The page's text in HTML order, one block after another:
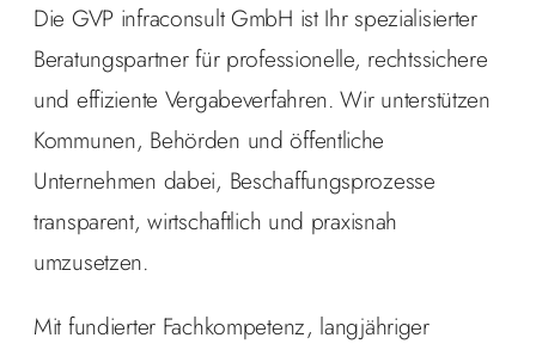
Die GVP infraconsult GmbH ist Ihr spezialisierter
Beratungspartner für professionelle, rechtssichere
und effiziente Vergabeverfahren. Wir unterstützen
Kommunen, Behörden und öffentliche
Unternehmen dabei, Beschaffungsprozesse
transparent, wirtschaftlich und praxisnah
umzusetzen.
Mit fundierter Fachkompetenz, langjähriger